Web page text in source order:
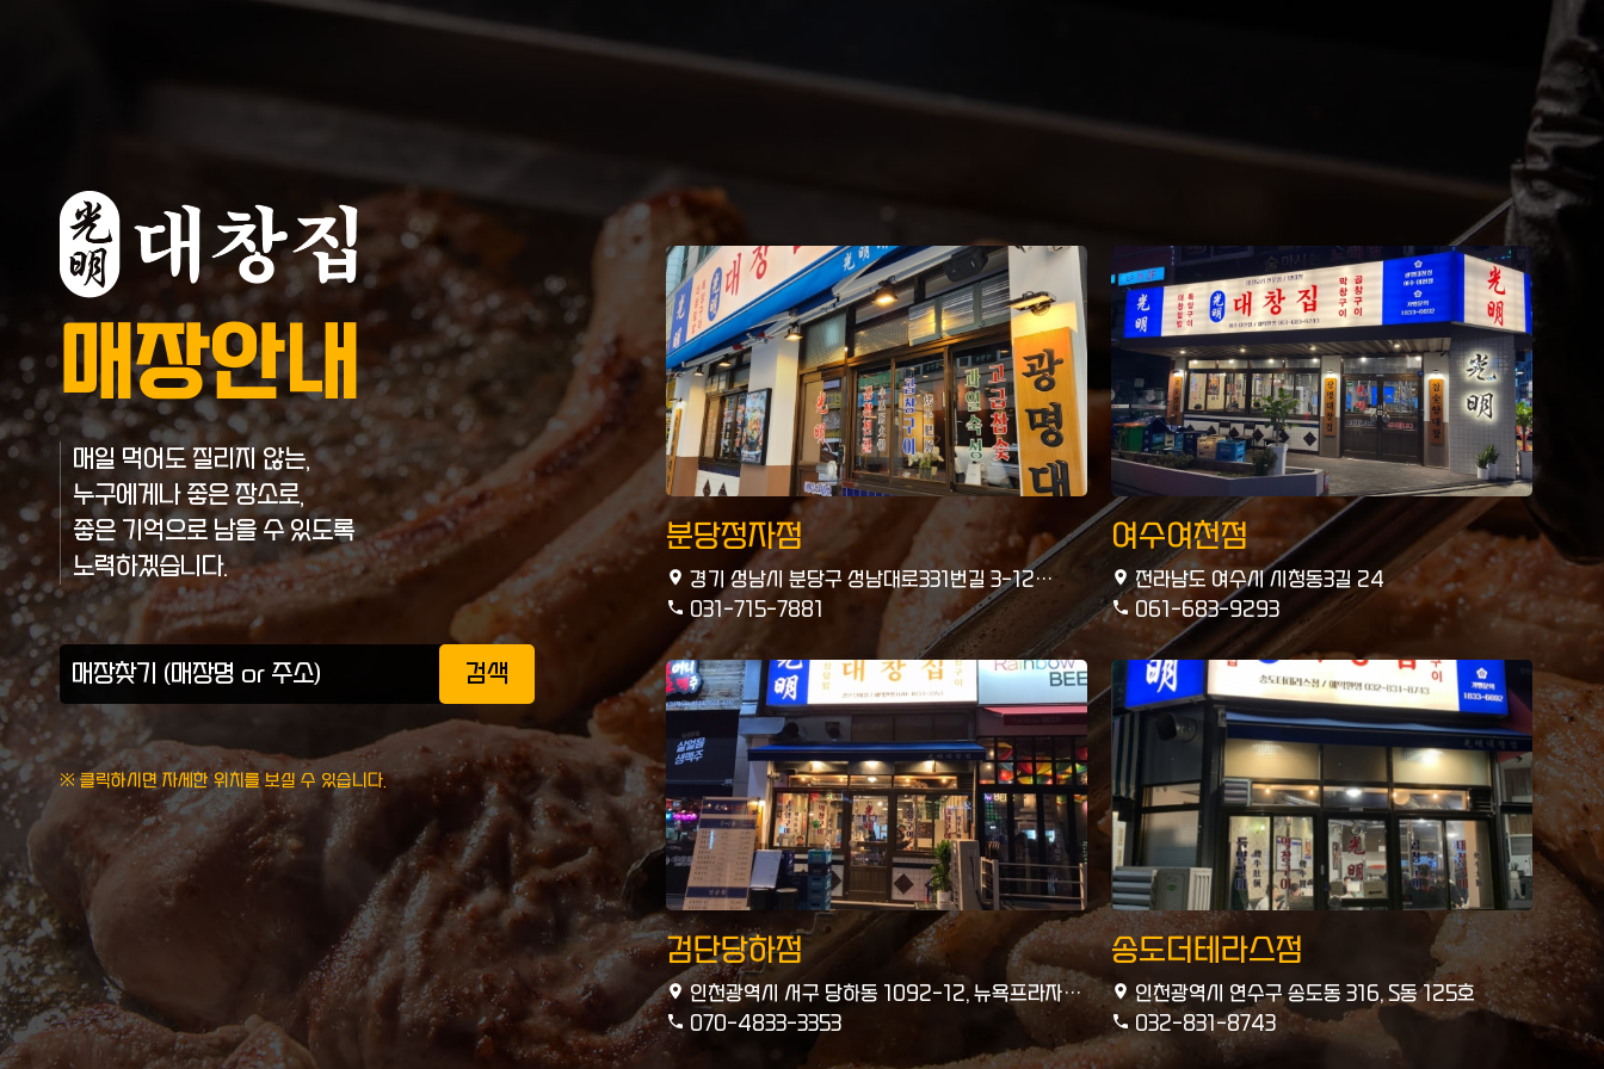
매장안내
매일 먹어도 질리지 않는,
누구에게나 좋은 장소로,
좋은 기억으로 남을 수 있도록
노력하겠습니다.
검색
※ 클릭하시면 자세한 위치를 보실 수 있습니다.
분당정자점
경기 성남시 분당구 성남대로331번길 3-12
102호
031-715-7881
여수여천점
전라남도 여수시 시청동3길 24
061-683-9293
검단당하점
인천광역시 서구 당하동 1092-12, 뉴욕프라자
108호
070-4833-3353
송도더테라스점
인천광역시 연수구 송도동 316, S동 125호
032-831-8743